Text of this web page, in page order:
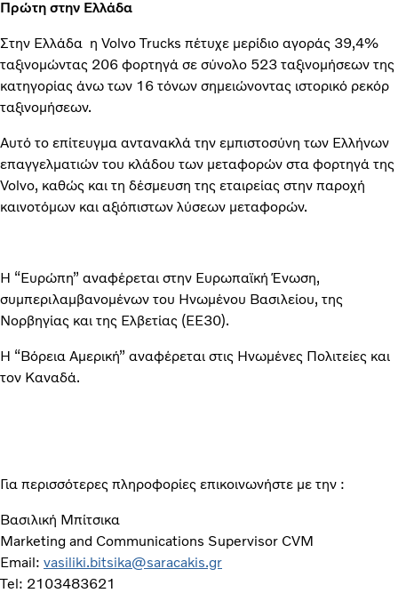
Πρώτη στην Ελλάδα
Στην Ελλάδα η Volvo Trucks πέτυχε μερίδιο αγοράς 39,4%
ταξινομώντας 206 φορτηγά σε σύνολο 523 ταξινομήσεων της
κατηγορίας άνω των 16 τόνων σημειώνοντας ιστορικό ρεκόρ
ταξινομήσεων.
Αυτό το επίτευγμα αντανακλά την εμπιστοσύνη των Ελλήνων
επαγγελματιών του κλάδου των μεταφορών στα φορτηγά της
Volvo, καθώς και τη δέσμευση της εταιρείας στην παροχή
καινοτόμων και αξιόπιστων λύσεων μεταφορών.
Η “Ευρώπη” αναφέρεται στην Ευρωπαϊκή Ένωση,
συμπεριλαμβανομέvων του Ηνωμένου Βασιλείου, της
Νορβηγίας και της Ελβετίας (ΕΕ30).
Η “Βόρεια Αμερική” αναφέρεται στις Ηνωμένες Πολιτείες και
τον Καναδά.
Για περισσότερες πληροφορίες επικοινωνήστε με την :
Βασιλική Μπίτσικα
Marketing and Communications Supervisor CVM
Email: vasiliki.bitsika@saracakis.gr
Tel: 2103483621